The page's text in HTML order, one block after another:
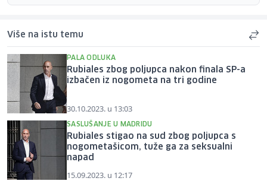
Više na istu temu
PALA ODLUKA
Rubiales zbog poljupca nakon finala SP-a
izbačen iz nogometa na tri godine
30.10.2023. u 13:03
SASLUŠANJE U MADRIDU
Rubiales stigao na sud zbog poljupca s
nogometašicom, tuže ga za seksualni
napad
15.09.2023. u 12:17